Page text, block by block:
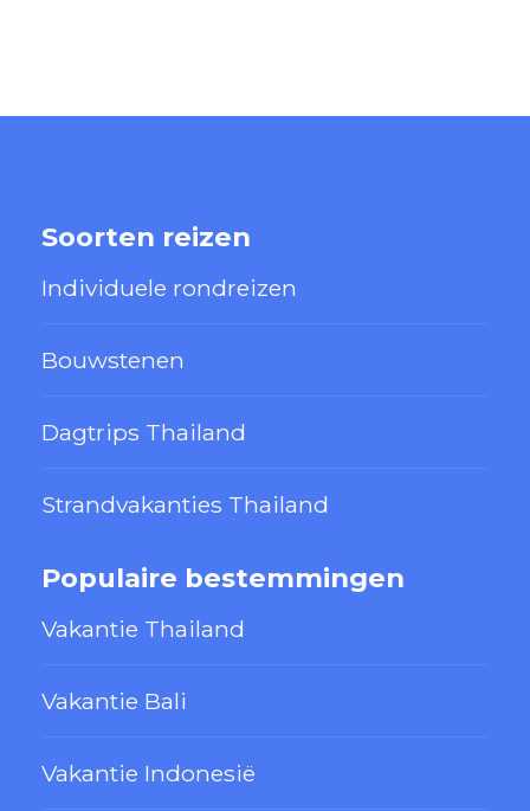
Soorten reizen
Individuele rondreizen
Bouwstenen
Dagtrips Thailand
Strandvakanties Thailand
Populaire bestemmingen
Vakantie Thailand
Vakantie Bali
Vakantie Indonesië